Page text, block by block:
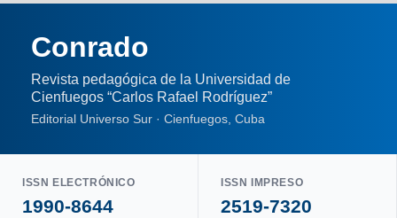
Conrado
Revista pedagógica de la Universidad de
Cienfuegos “Carlos Rafael Rodríguez”
Editorial Universo Sur · Cienfuegos, Cuba
ISSN ELECTRÓNICO
1990-8644
ISSN IMPRESO
2519-7320